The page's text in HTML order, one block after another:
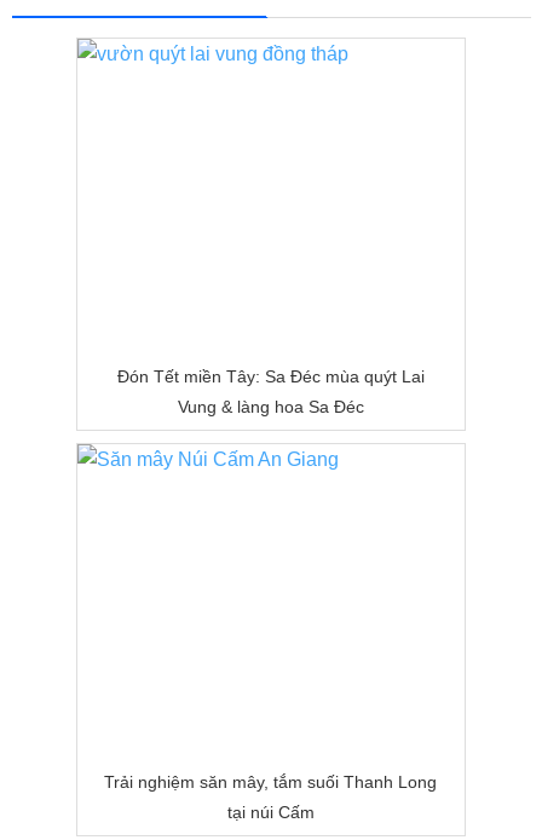
Đón Tết miền Tây: Sa Đéc mùa quýt Lai
Vung & làng hoa Sa Đéc
Trải nghiệm săn mây, tắm suối Thanh Long
tại núi Cấm